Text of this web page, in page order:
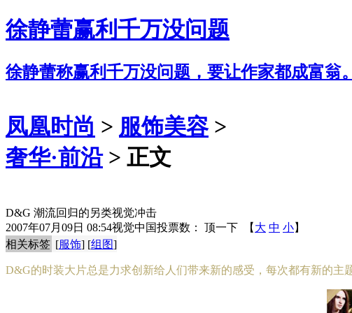
徐静蕾赢利千万没问题
徐静蕾称赢利千万没问题，要让作家都成富翁。
凤凰时尚 > 服饰美容>
奢华·前沿> 正文
D&G 潮流回归的另类视觉冲击
2007年07月09日 08:54视觉中国投票数： 顶一下 【 大 中 小】
相关标签 [服饰] [组图]
D&G的时装大片总是力求创新给人们带来新的感受，每次都有新的主